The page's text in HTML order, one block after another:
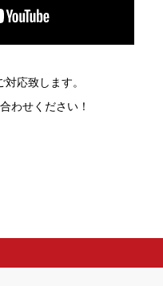
応致します。
わせください！